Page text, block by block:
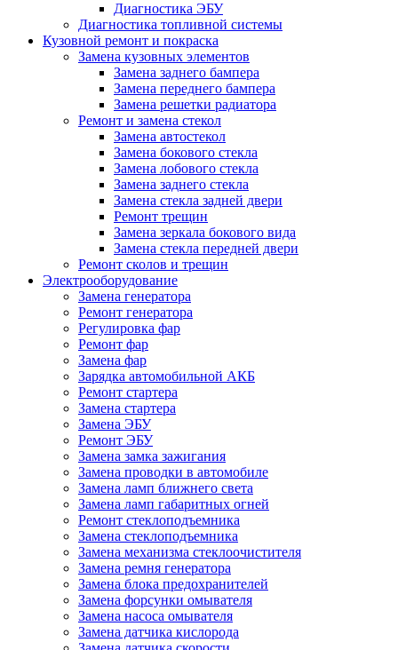
Диагностика ЭБУ
Диагностика топливной системы
Кузовной ремонт и покраска
Замена кузовных элементов
Замена заднего бампера
Замена переднего бампера
Замена решетки радиатора
Ремонт и замена стекол
Замена автостекол
Замена бокового стекла
Замена лобового стекла
Замена заднего стекла
Замена стекла задней двери
Ремонт трещин
Замена зеркала бокового вида
Замена стекла передней двери
Ремонт сколов и трещин
Электрооборудование
Замена генератора
Ремонт генератора
Регулировка фар
Ремонт фар
Замена фар
Зарядка автомобильной АКБ
Ремонт стартера
Замена стартера
Замена ЭБУ
Ремонт ЭБУ
Замена замка зажигания
Замена проводки в автомобиле
Замена ламп ближнего света
Замена ламп габаритных огней
Ремонт стеклоподъемника
Замена стеклоподъемника
Замена механизма стеклоочистителя
Замена ремня генератора
Замена блока предохранителей
Замена форсунки омывателя
Замена насоса омывателя
Замена датчика кислорода